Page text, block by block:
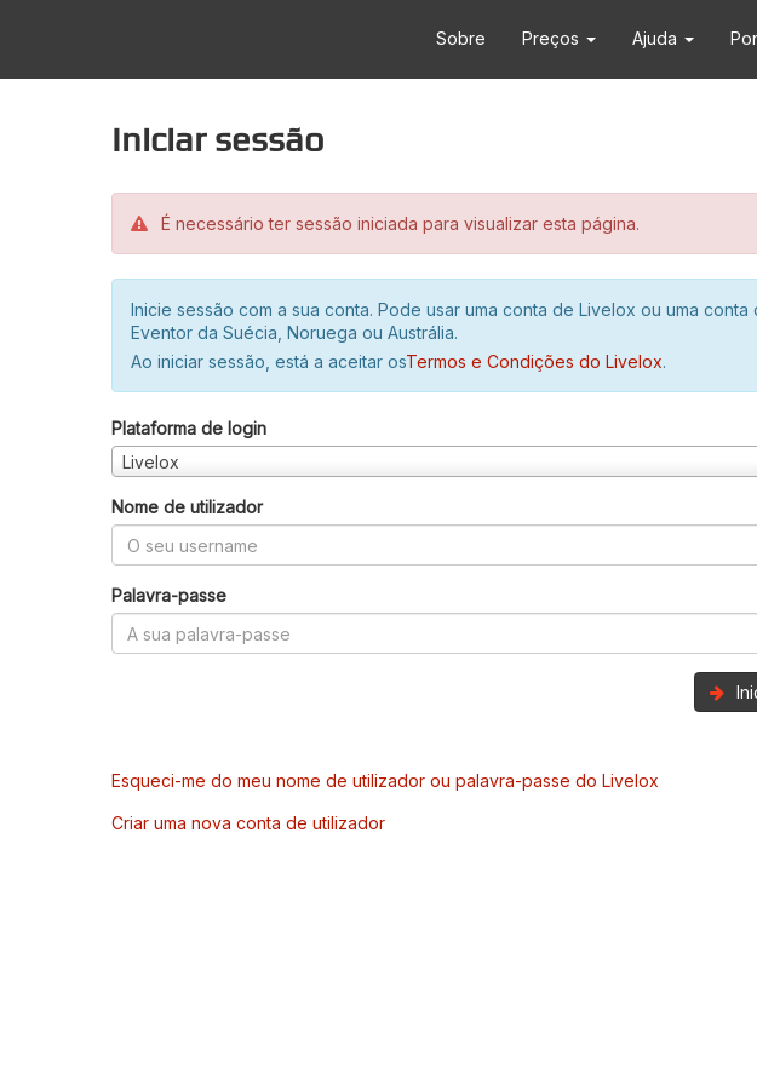
Sobre Preços Ajuda
Iniciar sessão
É necessário ter sessão iniciada para visualizar esta página.
Inicie sessão com a sua conta. Pode usar uma conta de Livelox ou uma conta
Eventor da Suécia, Noruega ou Austrália.
Ao iniciar sessão, está a aceitar osTermos e Condições do Livelox.
Plataforma de login
Livelox
Nome de utilizador
Palavra-passe
Esqueci-me do meu nome de utilizador ou palavra-passe do Livelox
Criar uma nova conta de utilizador